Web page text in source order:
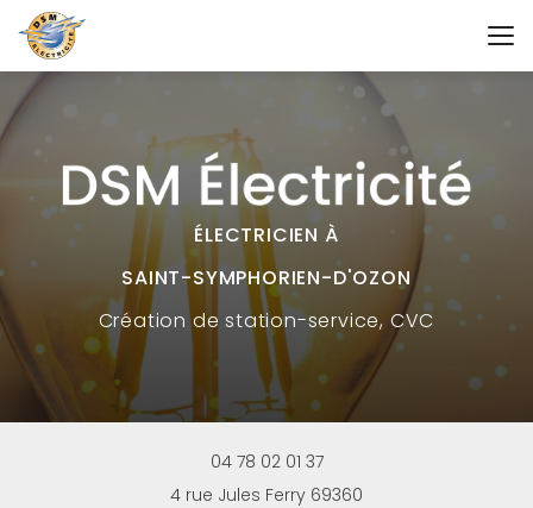
Aller
au
contenu
principal
ÉLECTRICIEN À
SAINT-SYMPHORIEN-D'OZON
Créationde station-service, CVC
04 78 02 01 37
4 rue Jules Ferry 69360